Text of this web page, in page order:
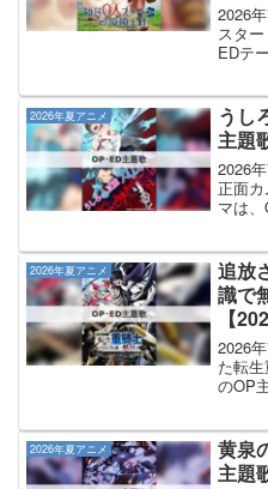
2026
スタ
EDテ
耶 さ
は
「
2026年夏アニメ
うし
主題
2026
正面
マは
が担
true」
2026年夏アニメ
追放
識で
【
2026
た転
のOP
んと
歌を
OP主
2026年夏アニメ
黄泉
主題